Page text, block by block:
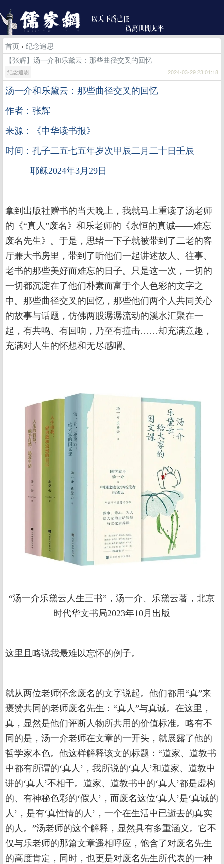
首页 › 纪念追思
【张辉】汤一介和乐黛云：那些曲径交叉的回忆
纪念追思 2024-03-29 23:01:18
汤一介和乐黛云：那些曲径交叉的回忆
作者：张辉
来源：《中华读书报》
时间：孔子二五七五年岁次甲辰二月二十日壬辰
耶稣2024年3月29日
拿到出版社赠书的当天晚上，我就马上重读了汤老师
的《“真人”废名》和乐老师的《永恒的真诚——难忘
废名先生》。于是，思绪一下子就被带到了二老的客
厅兼大书房里，带到了听他们一起讲述故人、往事、
老书的那些美好而难忘的日子。只是这一次，一切的
一切都沉淀在了他们朴素而富于个人色彩的文字之
中。那些曲径交叉的回忆，那些他们两个人共同关心
的故事与话题，仿佛两股潺潺流动的溪水汇聚在一
起，有共鸣、有回响，乃至有撞击……却充满意趣，
充满对人生的怀想和无尽感喟。
“汤一介乐黛云人生三书”，汤一介、乐黛云著，北京
时代华文书局2023年10月出版
这里且略说我最难以忘怀的例子。
就从两位老师怀念废名的文字说起。他们都用“真”来
褒赞共同的老师废名先生：“真人”与真诚。在这里，
真，显然是他们评断人物所共用的价值标准。略有不
同的是，汤一介老师在文章的一开头，就展露了他的
哲学家本色。他这样解释该文的标题：“道家、道教书
中都有所谓的‘真人’，我所说的‘真人’和道家、道教中
讲的‘真人’不相干。道家、道教书中的‘真人’都是虚构
的、有神秘色彩的‘假人’，而废名这位‘真人’是‘真诚的
人’，是有‘真性情的人’，一个在生活中已逝去的真实
的人。”汤老师的这个解释，显然具有多重涵义。它不
仅与乐老师的那篇文章遥相呼应，饱含了对废名先生
的高度肯定，同时，也更是对废名先生所代表的一种